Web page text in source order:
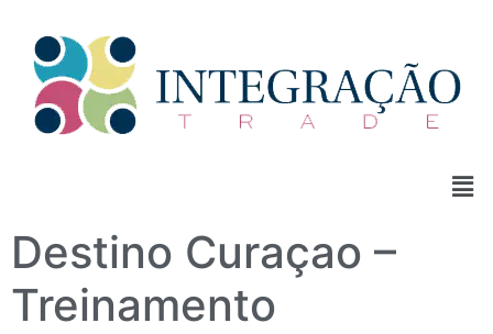
Destino Curaçao –
Treinamento